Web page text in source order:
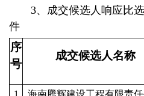
3、成交候选人响应比
件
序
号
成交候选人名称
1 海南腾辉建设工程有限责任